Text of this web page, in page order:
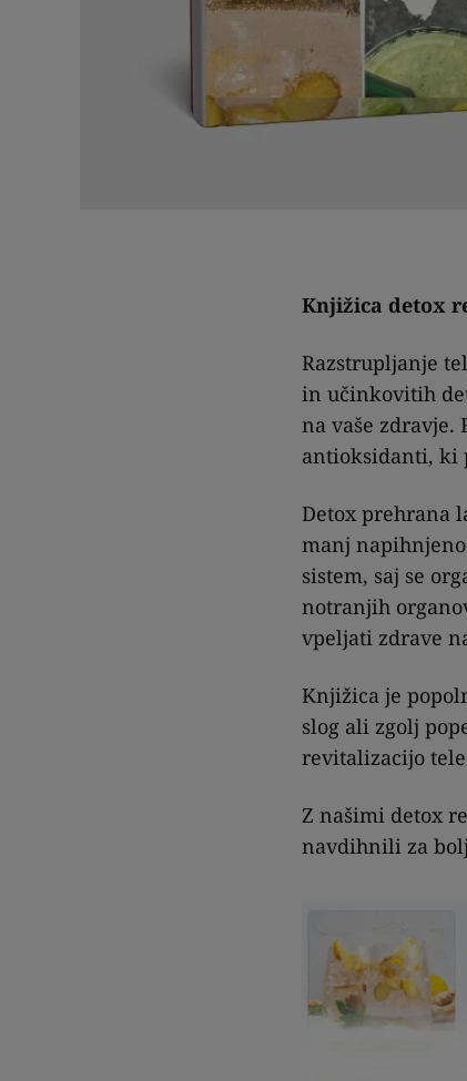
Knjižica detox
Razstrupljanje
in učinkovitih
na vaše
antioksidanti, ki
Detox prehrana
manj
sistem, saj se
notranjih
vpeljati zdrave
Knjižica je
slog ali zgolj
revitalizacijo
Z našimi detox
navdihnili za